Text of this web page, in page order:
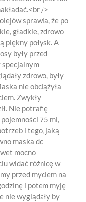
/>
sprawia, że po
gładkie, zdrowo
piękny połysk. A
były przed
specjalnym
zdrowo, były
nie obciążyła
Zwykły
Nie potrafię
75 ml,
i tego, jaką
maska do
mocno
widać różnicę w
przed myciem na
i potem myję
nie wyglądały by